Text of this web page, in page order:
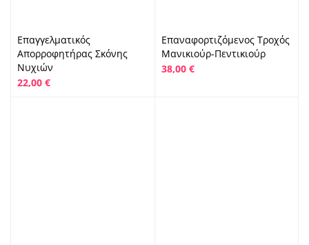
Επαγγελματικός
Απορροφητήρας Σκόνης
Νυχιών
22,00 €
Επαναφορτιζόμενος Τροχός
Μανικιούρ-Πεντικιούρ
38,00 €